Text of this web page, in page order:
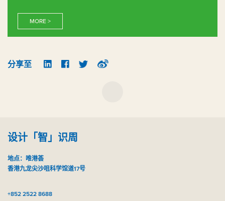
MORE >
分享至
设计「智」识周
地点：唯港荟
香港九龙尖沙咀科学馆道17号
+852 2522 8688